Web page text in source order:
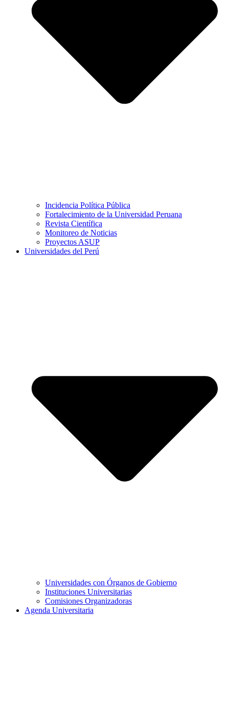
Incidencia Política Pública
Fortalecimiento de la Universidad Peruana
Revista Científica
Monitoreo de Noticias
Proyectos ASUP
Universidades del Perú
Universidades con Órganos de Gobierno
Instituciones Universitarias
Comisiones Organizadoras
Agenda Universitaria